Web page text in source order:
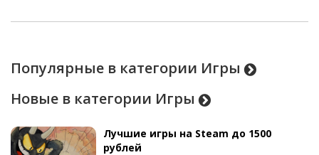
Популярные в категории Игры
Новые в категории Игры
Лучшие игры на Steam до 1500
рублей